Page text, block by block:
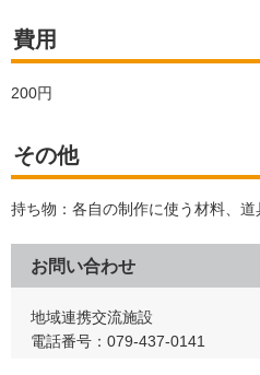
費用
200円
その他
持ち物：各自の制作に使う材料、道
お問い合わせ
地域連携交流施設
電話番号：079-437-0141